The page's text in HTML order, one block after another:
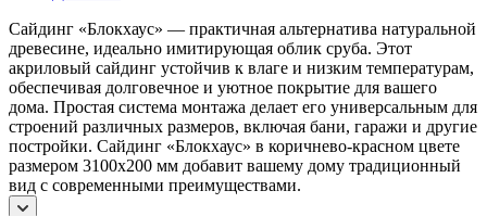
Сайдинг «Блокхаус» — практичная альтернатива натуральной
древесине, идеально имитирующая облик сруба. Этот
акриловый сайдинг устойчив к влаге и низким температурам,
обеспечивая долговечное и уютное покрытие для вашего
дома. Простая система монтажа делает его универсальным для
строений различных размеров, включая бани, гаражи и другие
постройки. Сайдинг «Блокхаус» в коричнево-красном цвете
размером 3100х200 мм добавит вашему дому традиционный
вид с современными преимуществами.